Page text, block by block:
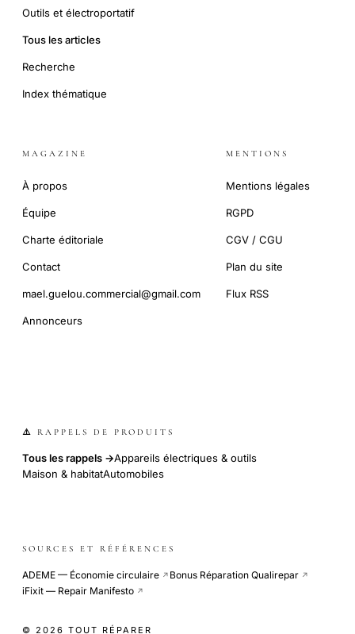
Outils et électroportatif
Tous les articles
Recherche
Index thématique
MAGAZINE
À propos
Équipe
Charte éditoriale
Contact
mael.guelou.commercial@gmail.com
Annonceurs
MENTIONS
Mentions légales
RGPD
CGV / CGU
Plan du site
Flux RSS
⚠️ RAPPELS DE PRODUITS
Tous les rappels →Appareils électriques & outils
Maison & habitatAutomobiles
SOURCES ET RÉFÉRENCES
ADEME — Économie circulaire ↗ Bonus Réparation Qualirepar ↗
iFixit — Repair Manifesto ↗
© 2026 TOUT RÉPARER